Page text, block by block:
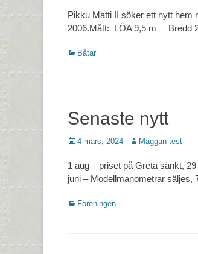
Pikku Matti II söker ett nytt hem
2006.Mått: LÖA 9,5 m Bredd
Kategorier
Båtar
Senaste nytt
Postades
4 mars, 2024 Författare
Maggan test
1 aug – priset på Greta sänkt,
juni – Modellmanometrar säljes,
Kategorier
Föreningen